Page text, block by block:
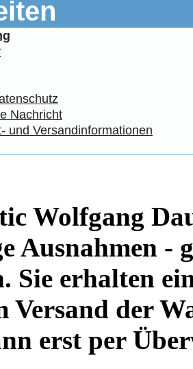
Nachricht
und Versandinformationen
Wolfgang
Ausnahmen -
Sie erhalten
Versand der
erst per